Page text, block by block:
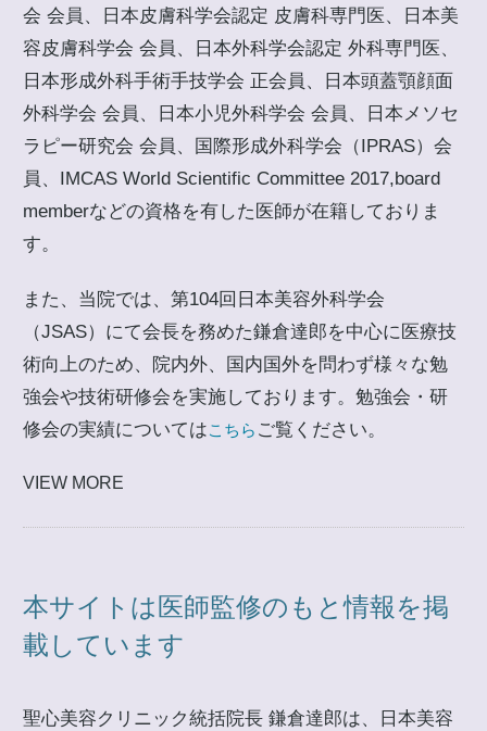
会 会員、日本皮膚科学会認定 皮膚科専門医、日本美
容皮膚科学会 会員、日本外科学会認定 外科専門医、
日本形成外科手術手技学会 正会員、日本頭蓋顎顔面
外科学会 会員、日本小児外科学会 会員、日本メソセ
ラピー研究会 会員、国際形成外科学会（IPRAS）会
員、IMCAS World Scientific Committee 2017,board
memberなどの資格を有した医師が在籍しておりま
す。
また、当院では、第104回日本美容外科学会
（JSAS）にて会長を務めた鎌倉達郎を中心に医療技
術向上のため、院内外、国内国外を問わず様々な勉
強会や技術研修会を実施しております。勉強会・研
修会の実績についてはこちら ご覧ください。
VIEW MORE
本サイトは医師監修のもと情報を掲
載しています
聖心美容クリニック統括院長 鎌倉達郎は、日本美容